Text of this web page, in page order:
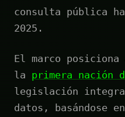
consulta pública
2025.
El marco posiciona
la primera nación
legislación
datos, basándose